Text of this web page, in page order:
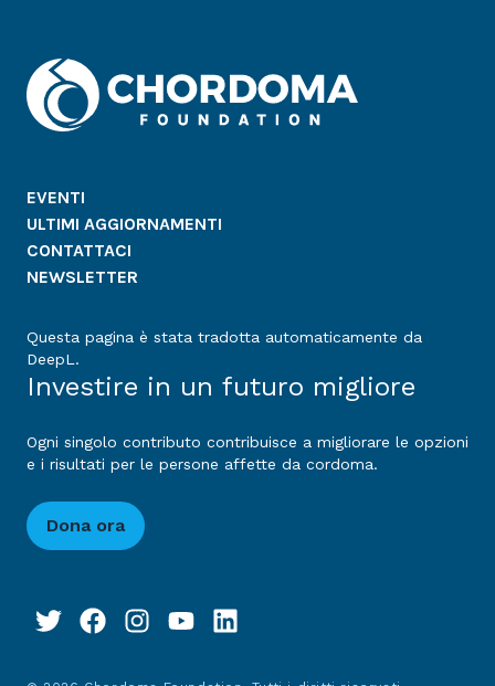
EVENTI
ULTIMI AGGIORNAMENTI
CONTATTACI
NEWSLETTER
Questa pagina è stata tradotta automaticamente da
DeepL.
Investire in un futuro migliore
Ogni singolo contributo contribuisce a migliorare le opzioni
e i risultati per le persone affette da cordoma.
Dona ora